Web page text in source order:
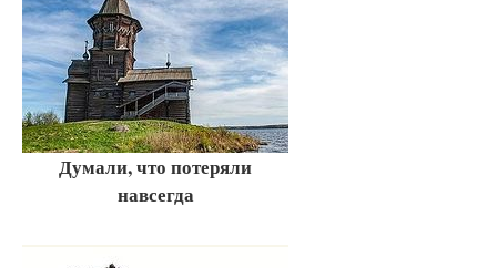
Думали, что потеряли
навсегда